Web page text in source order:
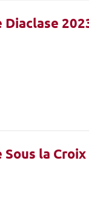
Diaclase
la Croix